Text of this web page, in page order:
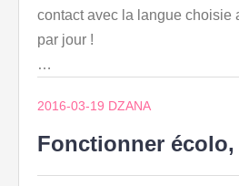
contact avec la langue choisie
par jour !
…
2016-03-19 DZANA
Fonctionner